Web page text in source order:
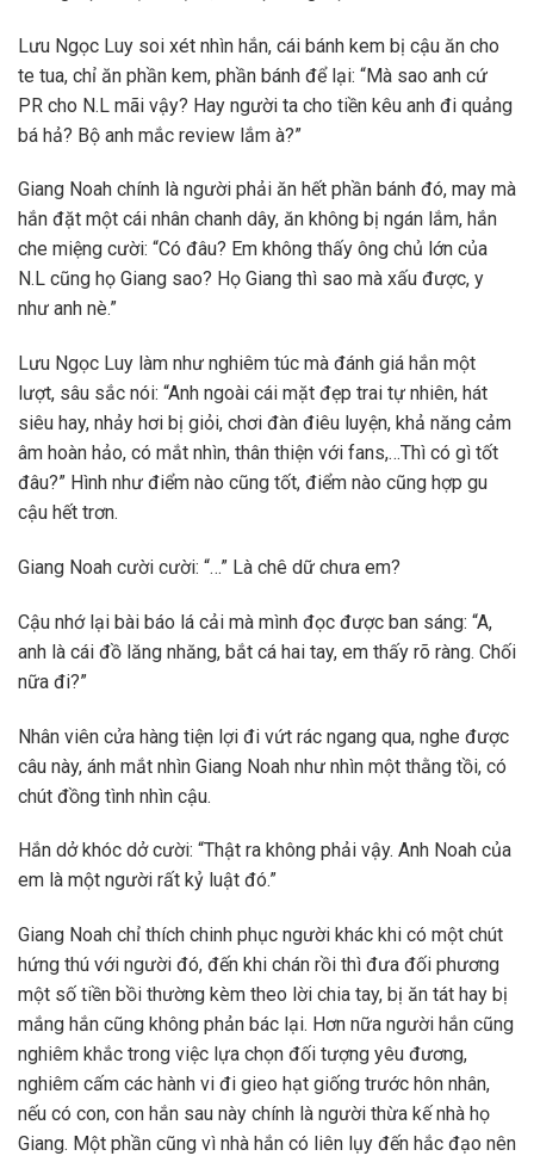
Lưu Ngọc Luy soi xét nhìn hắn, cái bánh kem bị cậu ăn cho
te tua, chỉ ăn phần kem, phần bánh để lại: “Mà sao anh cứ
PR cho N.L mãi vậy? Hay người ta cho tiền kêu anh đi quảng
bá hả? Bộ anh mắc review lắm à?”
Giang Noah chính là người phải ăn hết phần bánh đó, may mà
hắn đặt một cái nhân chanh dây, ăn không bị ngán lắm, hắn
che miệng cười: “Có đâu? Em không thấy ông chủ lớn của
N.L cũng họ Giang sao? Họ Giang thì sao mà xấu được, y
như anh nè.”
Lưu Ngọc Luy làm như nghiêm túc mà đánh giá hắn một
lượt, sâu sắc nói: “Anh ngoài cái mặt đẹp trai tự nhiên, hát
siêu hay, nhảy hơi bị giỏi, chơi đàn điêu luyện, khả năng cảm
âm hoàn hảo, có mắt nhìn, thân thiện với fans,…Thì có gì tốt
đâu?” Hình như điểm nào cũng tốt, điểm nào cũng hợp gu
cậu hết trơn.
Giang Noah cười cười: “…” Là chê dữ chưa em?
Cậu nhớ lại bài báo lá cải mà mình đọc được ban sáng: “A,
anh là cái đồ lăng nhăng, bắt cá hai tay, em thấy rõ ràng. Chối
nữa đi?”
Nhân viên cửa hàng tiện lợi đi vứt rác ngang qua, nghe được
câu này, ánh mắt nhìn Giang Noah như nhìn một thằng tồi, có
chút đồng tình nhìn cậu.
Hắn dở khóc dở cười: “Thật ra không phải vậy. Anh Noah của
em là một người rất kỷ luật đó.”
Giang Noah chỉ thích chinh phục người khác khi có một chút
hứng thú với người đó, đến khi chán rồi thì đưa đối phương
một số tiền bồi thường kèm theo lời chia tay, bị ăn tát hay bị
mắng hắn cũng không phản bác lại. Hơn nữa người hắn cũng
nghiêm khắc trong việc lựa chọn đối tượng yêu đương,
nghiêm cấm các hành vi đi gieo hạt giống trước hôn nhân,
nếu có con, con hắn sau này chính là người thừa kế nhà họ
Giang. Một phần cũng vì nhà hắn có liên lụy đến hắc đạo nên